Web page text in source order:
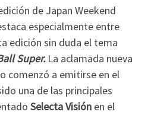
de Japan Weekend
especialmente entre
edición sin duda el tema
Super. La aclamada nueva
comenzó a emitirse en el
una de las principales
Selecta Visión en el